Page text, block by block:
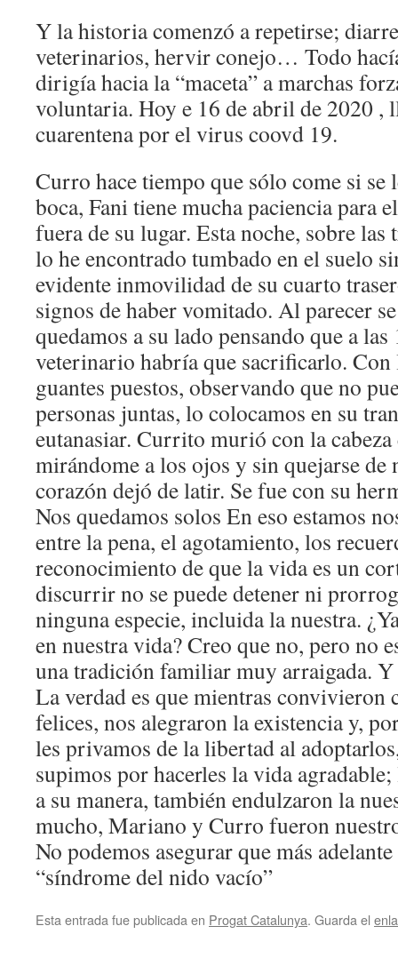
Y la historia comenzó a repetirse;
veterinarios, hervir conejo… Todo
dirigía hacia la “maceta” a marchas
voluntaria. Hoy e 16 de abril de 2020 ,
cuarentena por el virus coovd 19.
Curro hace tiempo que sólo come si se
boca, Fani tiene mucha paciencia para
fuera de su lugar. Esta noche, sobre las
lo he encontrado tumbado en el suelo
evidente inmovilidad de su cuarto
signos de haber vomitado. Al parecer
quedamos a su lado pensando que a
veterinario habría que sacrificarlo.
guantes puestos, observando que no
personas juntas, lo colocamos en su
eutanasiar. Currito murió con la
mirándome a los ojos y sin quejarse de
corazón dejó de latir. Se fue con su
Nos quedamos solos En eso estamos
entre la pena, el agotamiento, los
reconocimiento de que la vida es un
discurrir no se puede detener ni
ninguna especie, incluida la nuestra.
en nuestra vida? Creo que no, pero no
una tradición familiar muy arraigada.
La verdad es que mientras convivieron
felices, nos alegraron la existencia y,
les privamos de la libertad al
supimos por hacerles la vida
a su manera, también endulzaron la
mucho, Mariano y Curro fueron
No podemos asegurar que más
“síndrome del nido vacío”
Esta entrada fue publicada en Progat Catalunya. Guarda el